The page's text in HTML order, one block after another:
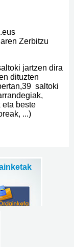
Zerbitzu
jartzen dira
dituzten
saltoki
eta beste
...)